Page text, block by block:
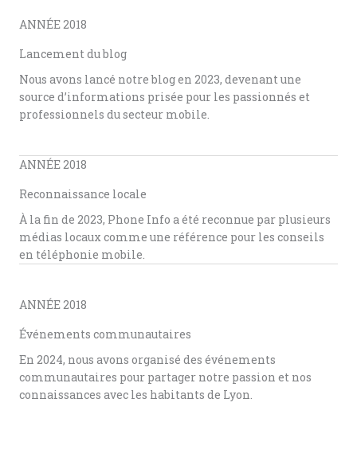
ANNÉE 2018
Lancement du blog
Nous avons lancé notre blog en 2023, devenant une
source d’informations prisée pour les passionnés et
professionnels du secteur mobile.
ANNÉE 2018
Reconnaissance locale
À la fin de 2023, Phone Info a été reconnue par plusieurs
médias locaux comme une référence pour les conseils
en téléphonie mobile.
ANNÉE 2018
Événements communautaires
En 2024, nous avons organisé des événements
communautaires pour partager notre passion et nos
connaissances avec les habitants de Lyon.